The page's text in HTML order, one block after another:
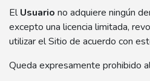
ElUsuario no adquiere ningún
excepto una licencia limitada,
utilizar el Sitio de acuerdo con
Queda expresamente prohibido